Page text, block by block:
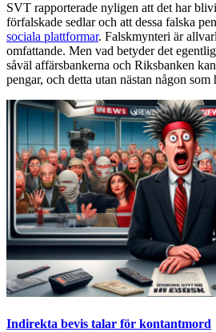
SVT rapporterade nyligen att det har
förfalskade sedlar och att dessa falska
sociala plattformar. Falskmynteri är
omfattande. Men vad betyder det
såväl affärsbankerna och Riksbanken
pengar, och detta utan nästan någon som
Indirekta bevis talar för kontantmord